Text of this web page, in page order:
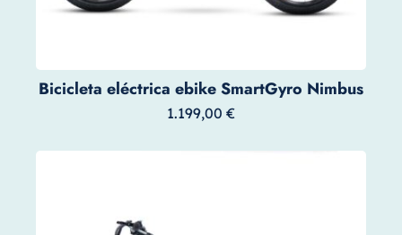
Bicicleta eléctrica ebike SmartGyro Nimbus
1.199,00 €